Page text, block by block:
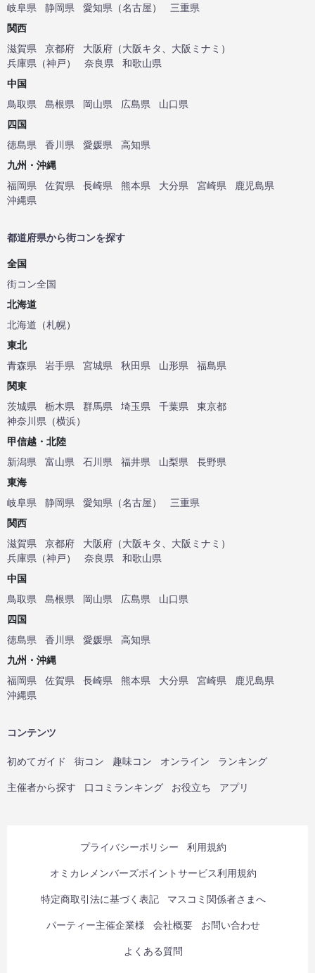
岐阜県
静岡県 愛知県 （名古屋）
三重県
関西
滋賀県
京都府 大阪府 （大阪キタ 大阪ミナミ ）
兵庫県 （神戸） 奈良県
和歌山県
中国
鳥取県
島根県 岡山県 広島県
山口県
四国
徳島県
香川県 愛媛県
高知県
九州・沖縄
福岡県
佐賀県 長崎県 熊本県 大分県 宮崎県
鹿児島県
沖縄県
都道府県から街コンを探す
全国
街コン全国
北海道
北海道 （札幌）
東北
青森県
岩手県 宮城県 秋田県 山形県
福島県
関東
茨城県
栃木県 群馬県 埼玉県 千葉県
東京都
神奈川県 （横浜）
甲信越・北陸
新潟県
富山県 石川県 福井県 山梨県
長野県
東海
岐阜県
静岡県 愛知県 （名古屋）
三重県
関西
滋賀県
京都府 大阪府 （大阪キタ 大阪ミナミ ）
兵庫県 （神戸） 奈良県
和歌山県
中国
鳥取県
島根県 岡山県 広島県
山口県
四国
徳島県
香川県 愛媛県
高知県
九州・沖縄
福岡県
佐賀県 長崎県 熊本県 大分県 宮崎県
鹿児島県
沖縄県
コンテンツ
初めてガイド 街コン 趣味コン オンライン ランキング
主催者から探す 口コミランキング お役立ち アプリ
プライバシーポリシー 利用規約
オミカレメンバーズポイントサービス利用規約
特定商取引法に基づく表記 マスコミ関係者さまへ
パーティー主催企業様 会社概要 お問い合わせ
よくある質問